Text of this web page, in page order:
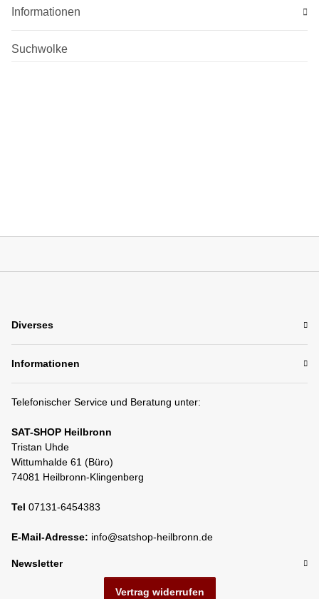
Informationen
Suchwolke
Diverses
Informationen
Telefonischer Service und Beratung unter:
SAT-SHOP Heilbronn
Tristan Uhde
Wittumhalde 61 (Büro)
74081 Heilbronn-Klingenberg
Tel 07131-6454383
E-Mail-Adresse: info@satshop-heilbronn.de
Newsletter
Vertrag widerrufen